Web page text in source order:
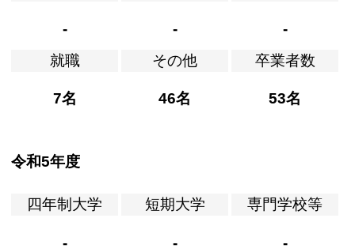
- -
-
就職
7名
その他
46名
卒業者数
53名
令和5年度
四年制大学
-
短期大学
-
専門学校等
-